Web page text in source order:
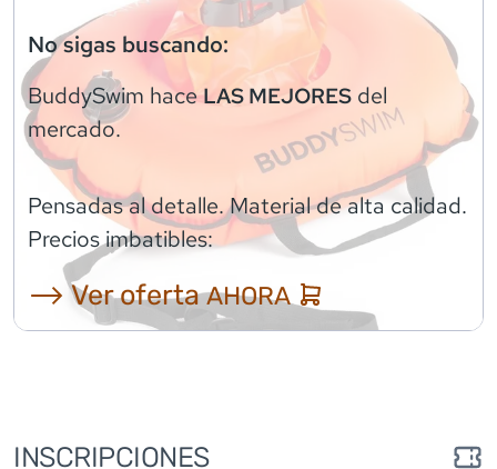
No sigas buscando:
BuddySwim haceLAS MEJORES del
mercado.
Pensadas al detalle. Material de alta calidad.
Precios imbatibles:
⟶ Ver ofertaAHORA
INSCRIPCIONES